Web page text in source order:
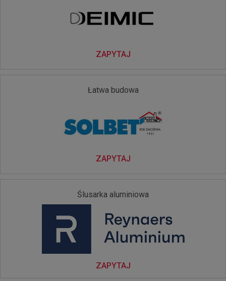
ZAPYTAJ
Łatwa budowa
ZAPYTAJ
Ślusarka aluminiowa
ZAPYTAJ